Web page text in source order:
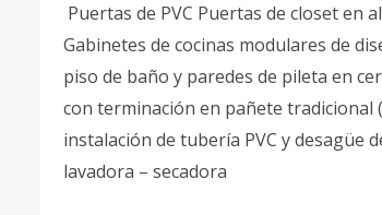
Puertas de PVC Puertas de closet en
Gabinetes de cocinas modulares de
piso de baño y paredes de pileta en
con terminación en pañete tradicional
instalación de tubería PVC y desagüe
lavadora – secadora